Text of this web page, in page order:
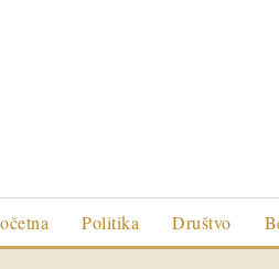
Politika Društvo